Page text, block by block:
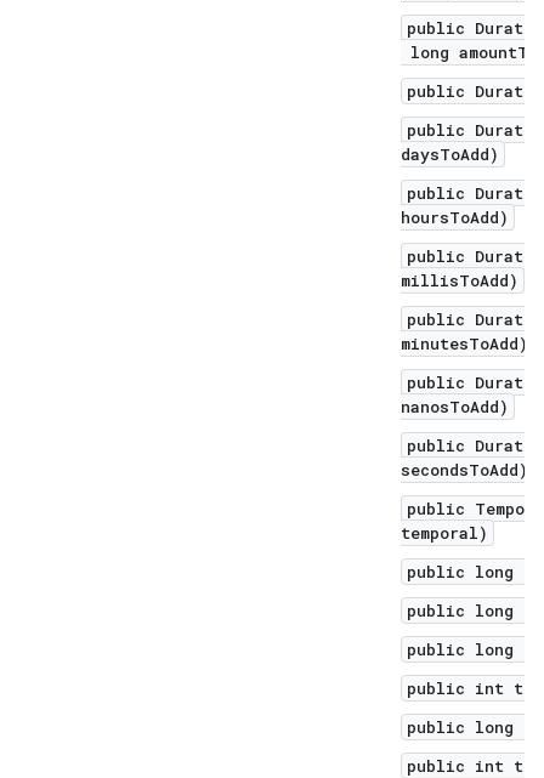
public
long
public
public
daysToAdd)
public
hoursToAdd)
public
millisToAdd)
public
minutesToAdd)
public
nanosToAdd)
public
secondsToAdd)
public
temporal)
public long
public long
public long
public int
public long
public int